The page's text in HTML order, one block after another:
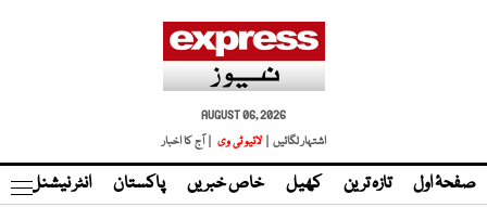
AUGUST 06, 2026
اشتہار لگائیں |
لائیو ٹی وی | آج کا اخبار
صفحۂ اول تازہ ترین کھیل خاص خبریں پاکستان انٹر نیشنل